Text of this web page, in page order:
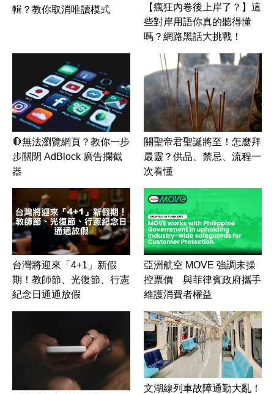
輯？教你取消唯讀模式
【瘋狂內卷後上岸了？】這
些對岸用語你真的聽得懂
嗎？網路黑話大挑戰！
🛑無法瀏覽網頁？教你一步
步關閉 AdBlock 廣告攔截
器
關聖帝君聖誕將至！怎麼拜
最靈？供品、禁忌、流程一
次看懂
台灣將迎來「4+1」新假
期！教師節、光復節、行憲
紀念日通通放假
亞洲航空 MOVE 強調未操
控票價 與菲律賓政府攜手
維護消費者權益
文湖線列車故障通勤大亂！